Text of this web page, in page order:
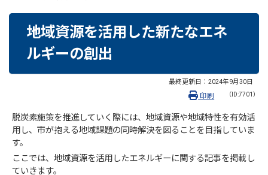
地域資源を活用した新たなエネ
ルギーの創出
最終更新日： 2024年9月30日
（ID:7701）
印刷
脱炭素施策を推進していく際には、地域資源や地域特性を有効活
用し、市が抱える地域課題の同時解決を図ることを目指していま
す。
ここでは、地域資源を活用したエネルギーに関する記事を掲載し
ていきます。